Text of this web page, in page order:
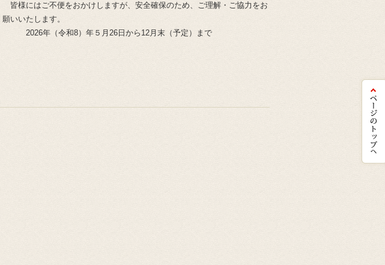
皆様にはご不便をおかけしますが、安全確保のため、ご理解・ご協力をお
願いいたします。
2026年（令和8）年５月26日から12月末（予定）まで